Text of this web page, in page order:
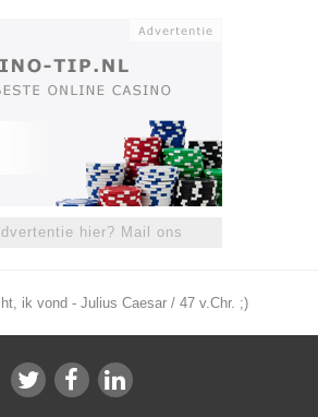
hier? Mail ons
ik vond - Julius Caesar / 47 v.Chr. ;)